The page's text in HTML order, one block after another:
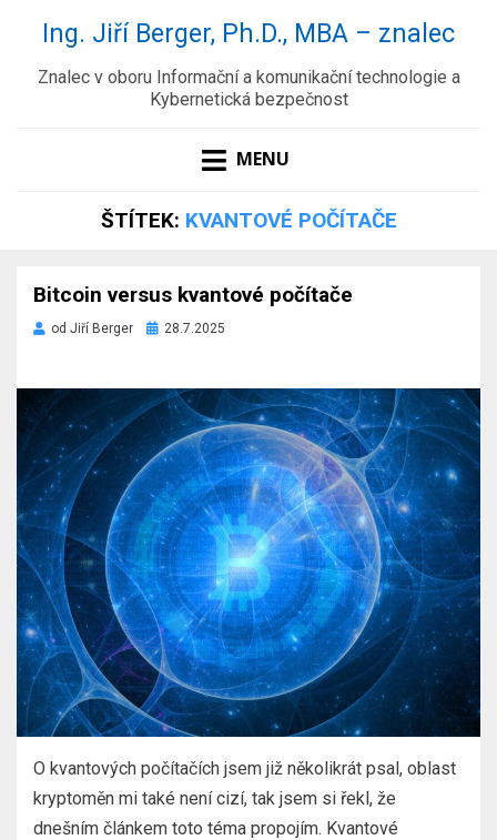
Ing. Jiří Berger, Ph.D., MBA – znalec
Znalec v oboru Informační a komunikační technologie a
Kybernetická bezpečnost
MENU
ŠTÍTEK: KVANTOVÉ POČÍTAČE
Bitcoin versus kvantové počítače
od Jiří Berger
Zveřejněno
28.7.2025
O kvantových počítačích jsem již několikrát psal, oblast
kryptoměn mi také není cizí, tak jsem si řekl, že
dnešním článkem toto téma propojím. Kvantové